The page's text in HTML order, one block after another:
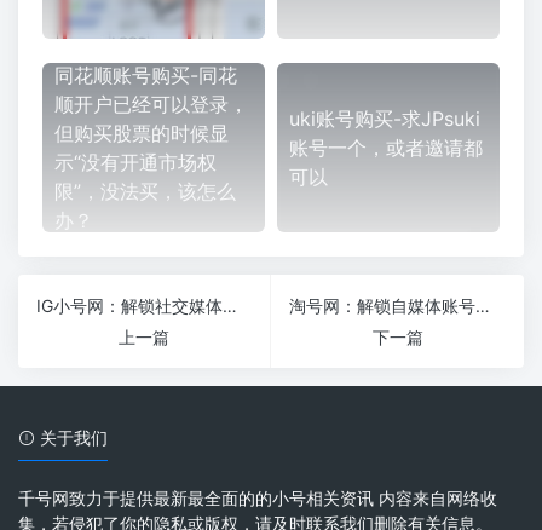
同花顺账号购买-同花
顺开户已经可以登录，
但购买股票的时候显
示“没有开通市场权
限”，没法买，该怎么
办？
uki账号购买-求JPsuki
账号一个，或者邀请都
可以
IG小号网：解锁社交媒体新玩
上一篇
淘号网：解锁自媒体账号交易的秘密武器
下一篇
关于我们
千号网致力于提供最新最全面的的小号相关资讯 内容来自网络收
集，若侵犯了你的隐私或版权，请及时联系我们删除有关信息。